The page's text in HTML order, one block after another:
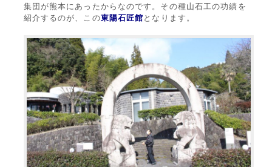
集団が熊本にあったからなのです。その種山石工の功績を
紹介するのが、この東陽石匠館 となります。